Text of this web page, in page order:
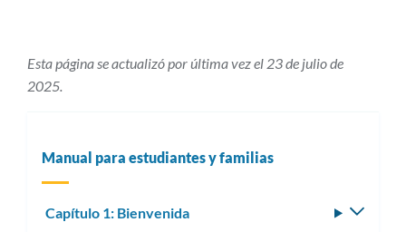
Esta página se actualizó por última vez el 23 de julio de
2025.
Manual para estudiantes y familias
Capítulo 1: Bienvenida